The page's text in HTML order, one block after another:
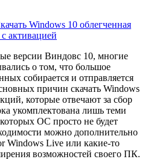
Windows 10 облегченная
активацией
версии Виндовс 10, многие
о том, что большое
собирается и отправляется
причин скачать Windows
которые отвечают за сбор
укомплектована лишь теми
ОС просто не будет
можно дополнительно
Windows Live или какие-то
возможностей своего ПК.